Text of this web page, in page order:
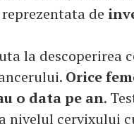
de
la descoperirea
Orice
o data pe an.
nivelul cervixului